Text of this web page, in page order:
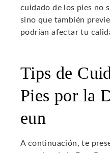
cuidado de los pies no
sino que también
podrían afectar tu
Tips de
Pies por la
eun
A continuación, te